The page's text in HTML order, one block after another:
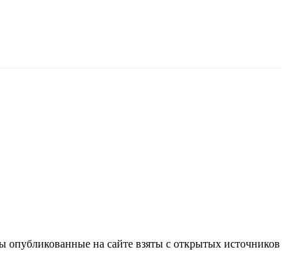
опубликованные на сайте взяты с открытых источников